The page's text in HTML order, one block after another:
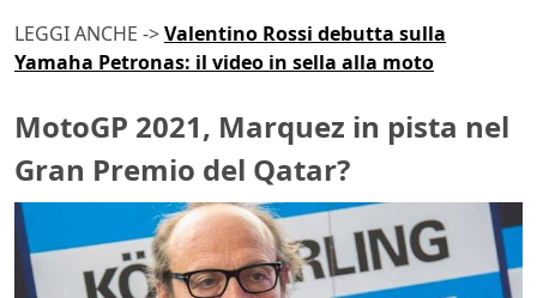
LEGGI ANCHE ->Valentino Rossi debutta sulla
Yamaha Petronas: il video in sella alla moto
MotoGP 2021, Marquez in pista nel
Gran Premio del Qatar?